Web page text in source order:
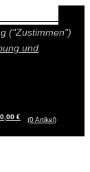
und
("Zustimmen")
und
€ (0Artikel)